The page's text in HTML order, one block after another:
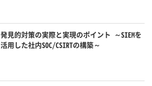
発見的対策の実際と実現のポイント ～SIEMを
活用した社内SOC/CSIRTの構築～